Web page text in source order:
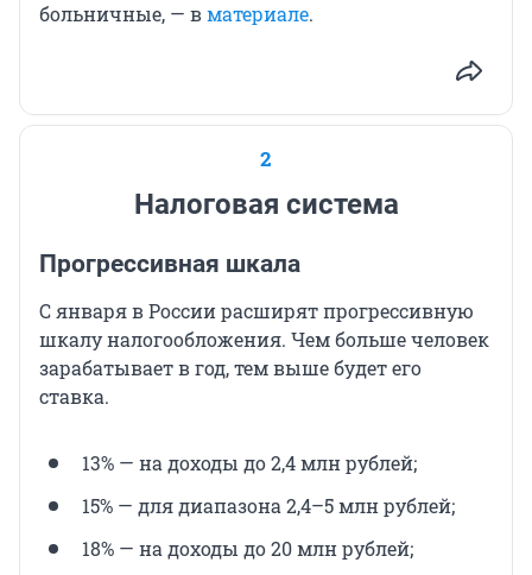
больничные, — вматериале.
2
Налоговая система
Прогрессивная шкала
С января в России расширят прогрессивную
шкалу налогообложения. Чем больше человек
зарабатывает в год, тем выше будет его
ставка.
13% — на доходы до 2,4 млн рублей;
15% — для диапазона 2,4–5 млн рублей;
18% — на доходы до 20 млн рублей;